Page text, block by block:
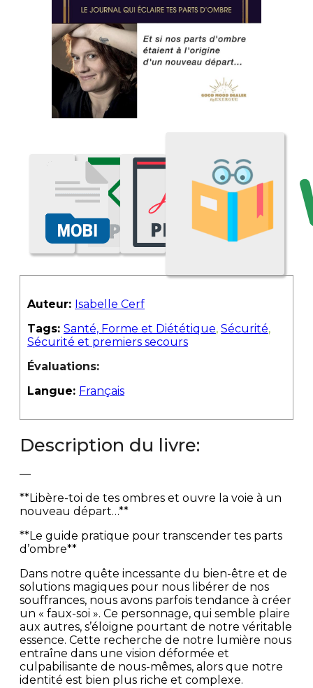
Auteur: Isabelle Cerf
Tags: Santé, Forme et Diététique, Sécurité,
Sécurité et premiers secours
Évaluations:
Langue: Français
Description du livre:
—
**Libère-toi de tes ombres et ouvre la voie à un
nouveau départ…**
**Le guide pratique pour transcender tes parts
d’ombre**
Dans notre quête incessante du bien-être et de
solutions magiques pour nous libérer de nos
souffrances, nous avons parfois tendance à créer
un « faux-soi ». Ce personnage, qui semble plaire
aux autres, s’éloigne pourtant de notre véritable
essence. Cette recherche de notre lumière nous
entraîne dans une vision déformée et
culpabilisante de nous-mêmes, alors que notre
identité est bien plus riche et complexe.